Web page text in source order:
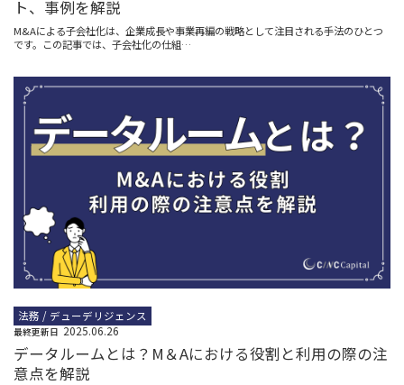
ト、事例を解説
M&Aによる子会社化は、企業成長や事業再編の戦略として注目される手法のひとつ
です。この記事では、子会社化の仕組…
法務 / デューデリジェンス
最終更新日 2025.06.26
データルームとは？M＆Aにおける役割と利用の際の注
意点を解説